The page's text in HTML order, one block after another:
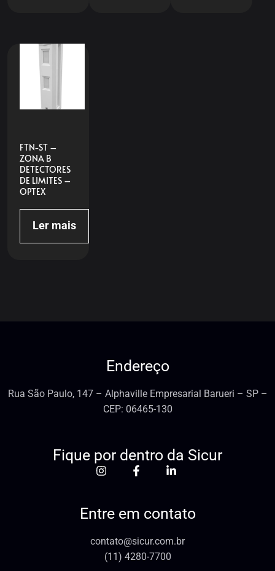
FTN-ST –
ZONA B
DETECTORES
DE LIMITES –
OPTEX
Ler mais
Endereço
Rua São Paulo, 147 – Alphaville Empresarial Barueri – SP –
CEP: 06465-130
Fique por dentro da Sicur
Entre em contato
contato@sicur.com.br
(11) 4280-7700